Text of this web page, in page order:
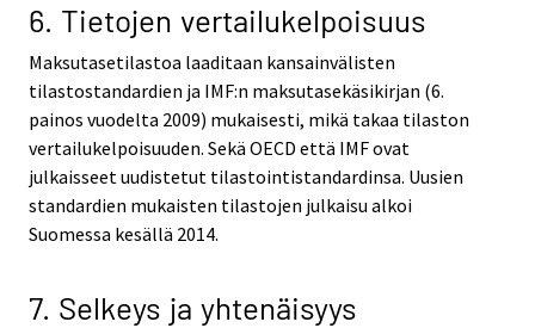
6. Tietojen vertailukelpoisuus
Maksutasetilastoa laaditaan kansainvälisten
tilastostandardien ja IMF:n maksutasekäsikirjan (6.
painos vuodelta 2009) mukaisesti, mikä takaa tilaston
vertailukelpoisuuden. Sekä OECD että IMF ovat
julkaisseet uudistetut tilastointistandardinsa. Uusien
standardien mukaisten tilastojen julkaisu alkoi
Suomessa kesällä 2014.
7. Selkeys ja yhtenäisyys